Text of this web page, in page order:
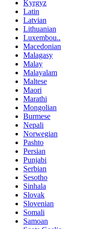
Kyrgyz
Latin
Latvian
Lithuanian
Luxembou..
Macedonian
Malagasy
Malay
Malayalam
Maltese
Maori
Marathi
Mongolian
Burmese
Nepali
Norwegian
Pashto
Persian
Punjabi
Serbian
Sesotho
Sinhala
Slovak
Slovenian
Somali
Samoan